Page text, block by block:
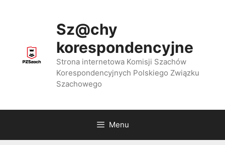
Sz@chy
korespondencyjne
Strona internetowa Komisji Szachów
Korespondencyjnych Polskiego Związku
Szachowego
Menu